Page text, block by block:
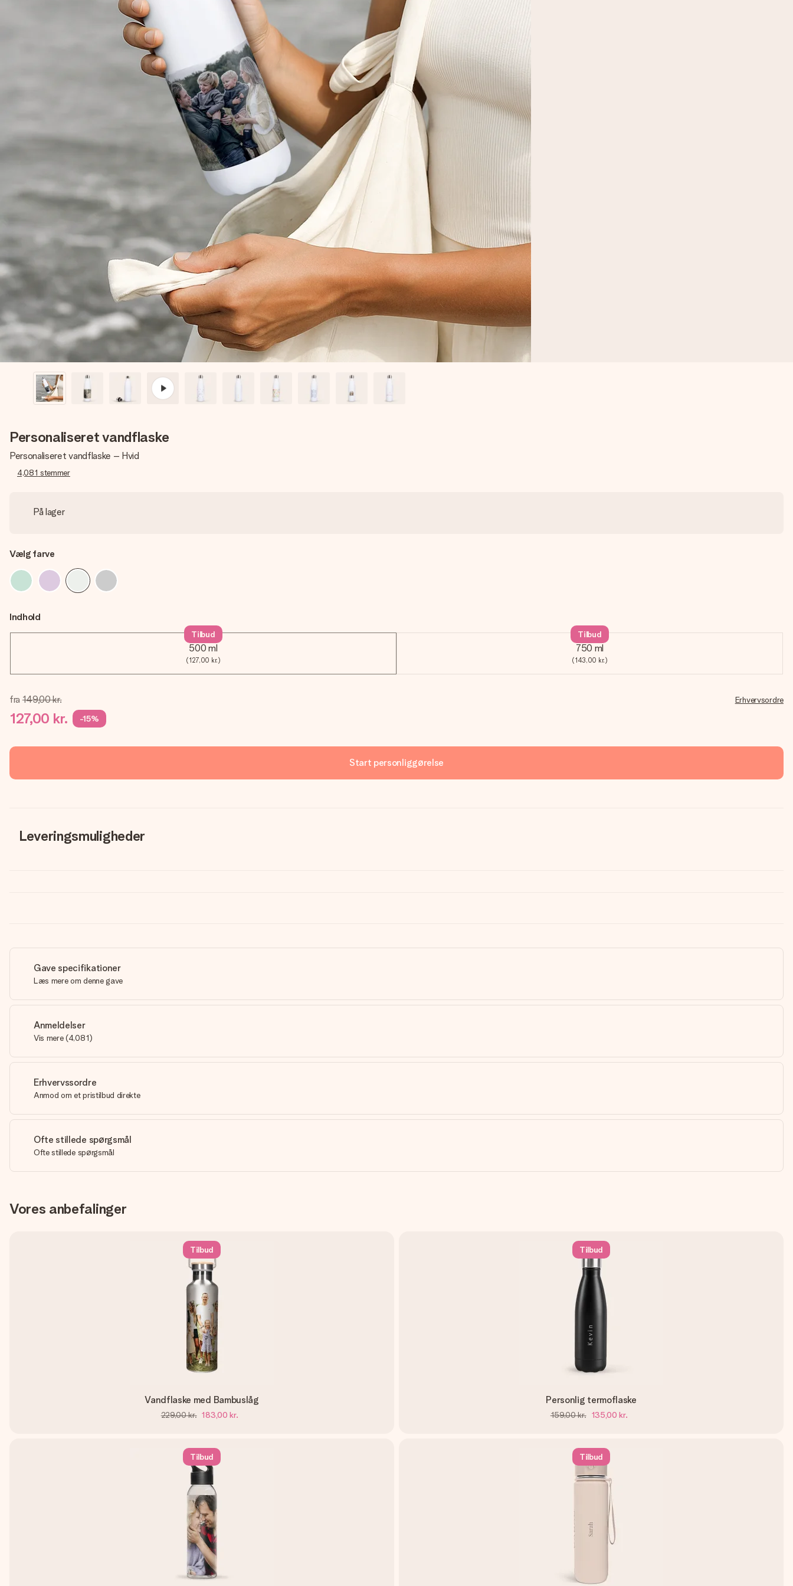
Personaliseret vandflaske
Personaliseret vandflaske – Hvid
4,081 stemmer
På lager
Vælg farve
Indhold
500 ml
(127,00 kr.)
Tilbud
750 ml
(143,00 kr.)
Tilbud
fra 149,00 kr.
127,00 kr. -15%
Erhvervsordre
Start personliggørelse
Leveringsmuligheder
Gave specifikationer
Læs mere om denne gave
Anmeldelser
Vis mere (4,081)
Erhvervssordre
Anmod om et pristilbud direkte
Ofte stillede spørgsmål
Ofte stillede spørgsmål
Vores anbefalinger
Tilbud
Vandflaske med Bambuslåg
229,00 kr. 183,00 kr.
Tilbud
Personlig termoflaske
159,00 kr. 135,00 kr.
Tilbud Tilbud